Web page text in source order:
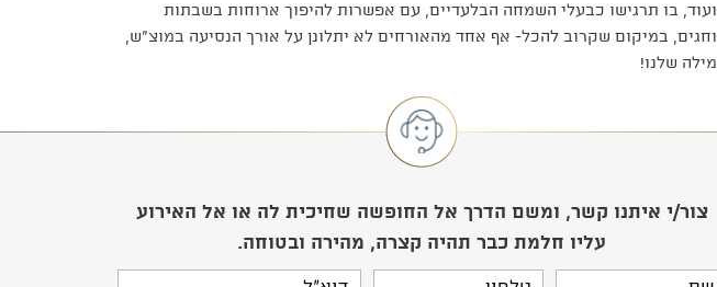
ועוד, בו תרגישו כבעלי השמחה הבלעדיים, עם אפשרות להיפוך ארוחות בשבתות
וחגים, במיקום שקרוב להכל- אף אחד מהאורחים לא יתלונן על אורך הנסיעה במוצ"ש,
מילה שלנו!
צור/י איתנו קשר, ומשם הדרך אל החופשה שחיכית לה או אל האירוע
עליו חלמת כבר תהיה קצרה, מהירה ובטוחה.
שם טלפון דוא"ל